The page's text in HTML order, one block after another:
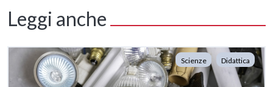
Leggi anche
Scienze Didattica